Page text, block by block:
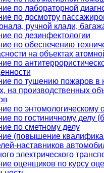
по лабораторной
по досмотру
ручной клади,
по дезинфектологии
по обеспечению
на объектах
по
по тушению пожаров в
на производственных
по энтомологическому
по гостиничному делу
по сметному делу
(повышение
наставников
электрического
оценщиков по курсу